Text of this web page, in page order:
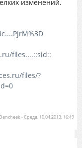
изменений.
files....::sid::
files/?
-Среда, 10.04.2013, 16:49